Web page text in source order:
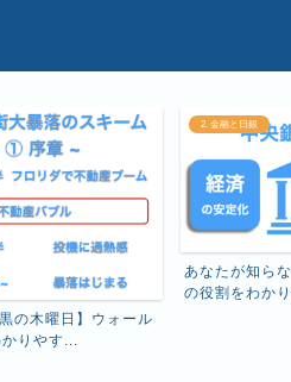
の木曜日】ウォール
りやす...
2. 金融と日銀
あなたが知ら
の役割をわか